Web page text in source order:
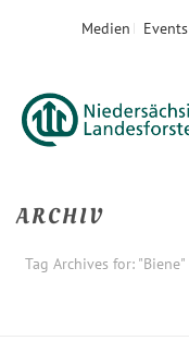
Medien Events
ARCHIV
Tag Archives for: "Biene"